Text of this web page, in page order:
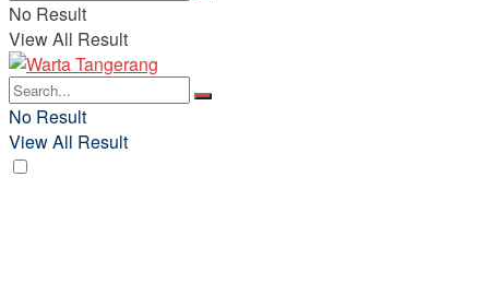
No Result
View All Result
No Result
View All Result